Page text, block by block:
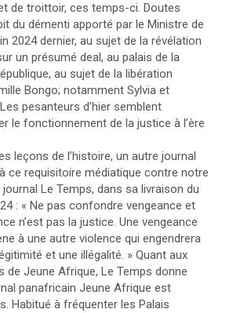
de troittoir, ces temps-ci. Doutes
du démenti apporté par le Ministre de
2024 dernier, au sujet de la révélation
un présumé deal, au palais de la
au sujet de la libération
Bongo; notamment Sylvia et
pesanteurs d’hier semblent
le fonctionnement de la justice à l’ère
leçons de l’histoire, un autre journal
ce requisitoire médiatique contre notre
journal Le Temps, dans sa livraison du
: « Ne pas confondre vengeance et
n’est pas la justice. Une vengeance
à une autre violence qui engendrera
et une illégalité. » Quant aux
de Jeune Afrique, Le Temps donne
panafricain Jeune Afrique est
Habitué à fréquenter les Palais